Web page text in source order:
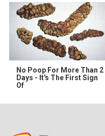
No Poop For More Than 2
Days - It's The First Sign
Of